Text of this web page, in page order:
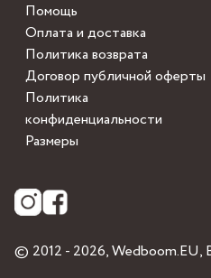
Помощь
Оплата и доставка
Политика возврата
Договор публичной оферты
Политика
конфиденциальности
Размеры
© 2012 - 2026,Wedboom.EU,